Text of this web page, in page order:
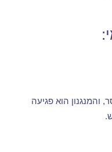
:
, והמנגנון הוא פגיעה
.